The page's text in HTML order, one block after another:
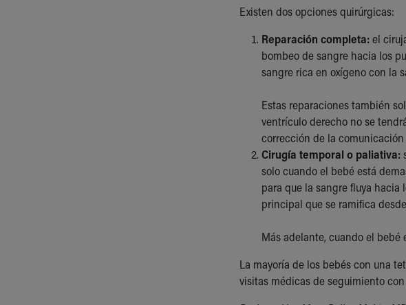
Existen dos opciones quirúrgicas:
Reparación completa:el
bombeo de sangre hacia los
sangre rica en oxígeno con la
Estas reparaciones también
ventrículo derecho no se
corrección de la
Cirugía temporal o paliativa:
solo cuando el bebé está
para que la sangre fluya
principal que se ramifica
Más adelante, cuando el bebé
La mayoría de los bebés con una
visitas médicas de seguimiento